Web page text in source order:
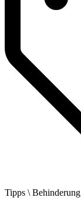
Tipps \ Behinderung